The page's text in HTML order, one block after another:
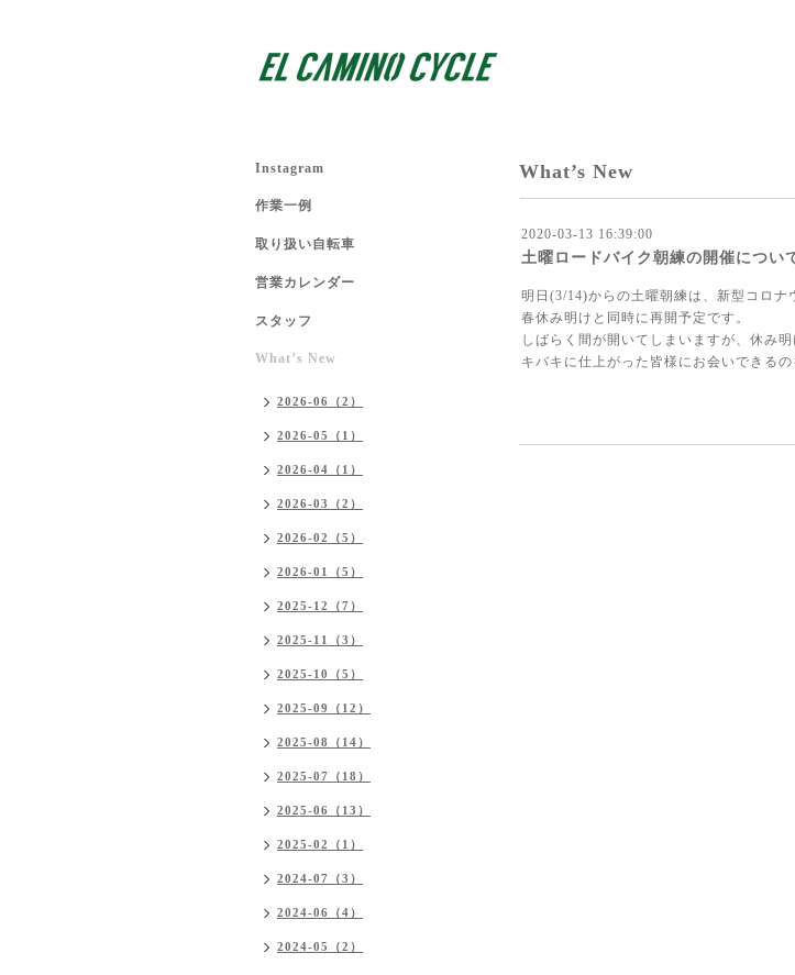
What’s New
2020-03-13 16:39:00
土曜ロードバイク朝練の開催につい
明日(3/14)からの土曜朝練は、新型コロ
春休み明けと同時に再開予定です。
しばらく間が開いてしまいますが、休み
キバキに仕上がった皆様にお会いできる
Instagram
作業一例
取り扱い自転車
営業カレンダー
スタッフ
What’s New
2026-06（2）
2026-05（1）
2026-04（1）
2026-03（2）
2026-02（5）
2026-01（5）
2025-12（7）
2025-11（3）
2025-10（5）
2025-09（12）
2025-08（14）
2025-07（18）
2025-06（13）
2025-02（1）
2024-07（3）
2024-06（4）
2024-05（2）